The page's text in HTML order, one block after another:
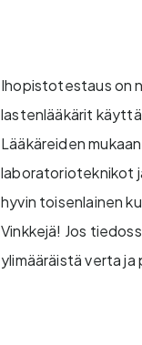
Ihopistotestaus on
lastenlääkärit
Lääkäreiden
laboratorioteknikot
hyvin toisenlainen
Vinkkejä! Jos
ylimääräistä verta